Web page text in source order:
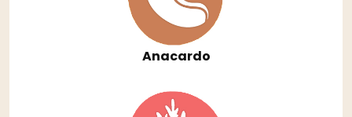
Anacardo